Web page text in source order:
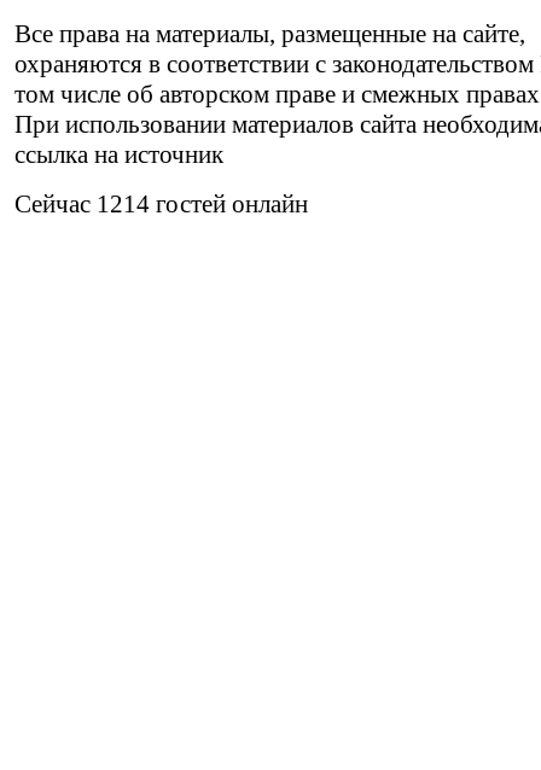
Все права на материалы, размещенные на сайте,
охраняются в соответствии с
том числе об авторском праве и смежных
При использовании материалов сайта
ссылка на источник
Сейчас 1214 гостей онлайн